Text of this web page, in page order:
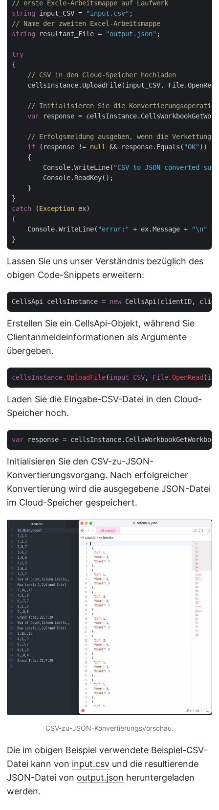
// erste Excle-Arbeitsmappe auf Laufwerk
string input_CSV = "input.csv"
// Name der zweiten Excel-Arbeitsmappe
string resultant_File = "output.json" ;
try
{
// CSV in den Cloud-Speicher hochladen
cellsInstance.UploadFile(input_CSV,
// Initialisieren Sie die Konvertierungsoperation
var response =
// Erfolgsmeldung ausgeben, wenn die
if (response != null && response.Equals( "OK" ))
    {
        Console.WriteLine(
"CSV to JSON converted
        Console.ReadKey();
    }
catch (Exception ex)
{
    Console.WriteLine(
"error:" + ex.Message + "\n"
+
Lassen Sie uns unser Verständnis bezüglich des
obigen Code-Snippets erweitern:
CellsApi cellsInstance = new
Erstellen Sie ein CellsApi-Objekt, während Sie
Clientanmeldeinformationen als Argumente
übergeben.
cellsInstance.UploadFile(input_CSV, File.OpenRead (
Laden Sie die Eingabe-CSV-Datei in den Cloud-
Speicher hoch.
var response =
Initialisieren Sie den CSV-zu-JSON-
Konvertierungsvorgang. Nach erfolgreicher
Konvertierung wird die ausgegebene JSON-Datei
im Cloud-Speicher gespeichert.
CSV-zu-JSON-Konvertierungsvorschau.
Die im obigen Beispiel verwendete Beispiel-CSV-
Datei kann von input.csv und die resultierende
JSON-Datei von output.json heruntergeladen
werden.